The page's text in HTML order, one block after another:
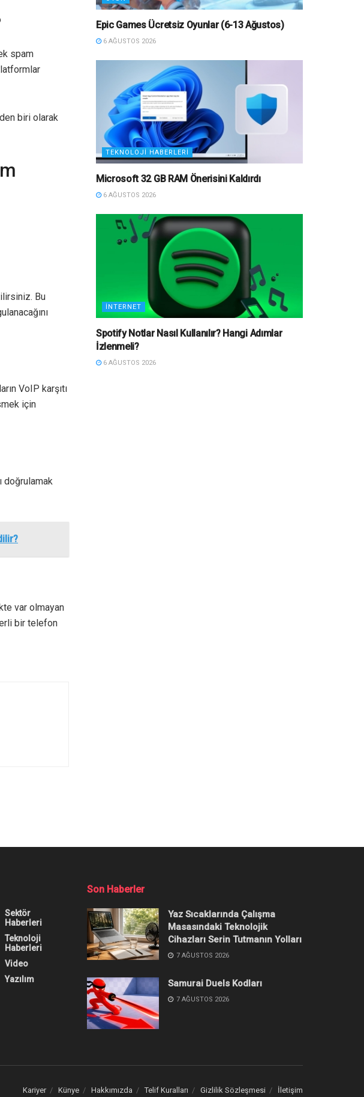
spam
biri olarak
Bu
VoIP karşıtı
için
doğrulamak
var olmayan
bir telefon
Epic Games Ücretsiz Oyunlar (6-13 Ağustos)
6 AĞUSTOS 2026
TEKNOLOJI HABERLERI
Microsoft 32 GB RAM Önerisini Kaldırdı
6 AĞUSTOS 2026
İNTERNET
Spotify Notlar Nasıl Kullanılır? Hangi Adımlar
İzlenmeli?
6 AĞUSTOS 2026
Nedir?
sorunu hızlıca çözüme kavuşturabilirsiniz.
Popüler İçerikler